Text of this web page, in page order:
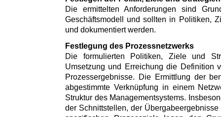
Die ermittelten Anforderungen sind
Geschäftsmodell und sollten in Politiken,
und dokumentiert werden.
Festlegung des Prozessnetzwerks
Die formulierten Politiken, Ziele und
Umsetzung und Erreichung die Definition
Prozessergebnisse. Die Ermittlung der
abgestimmte Verknüpfung in einem
Struktur des Managementsystems.
der Schnittstellen, der